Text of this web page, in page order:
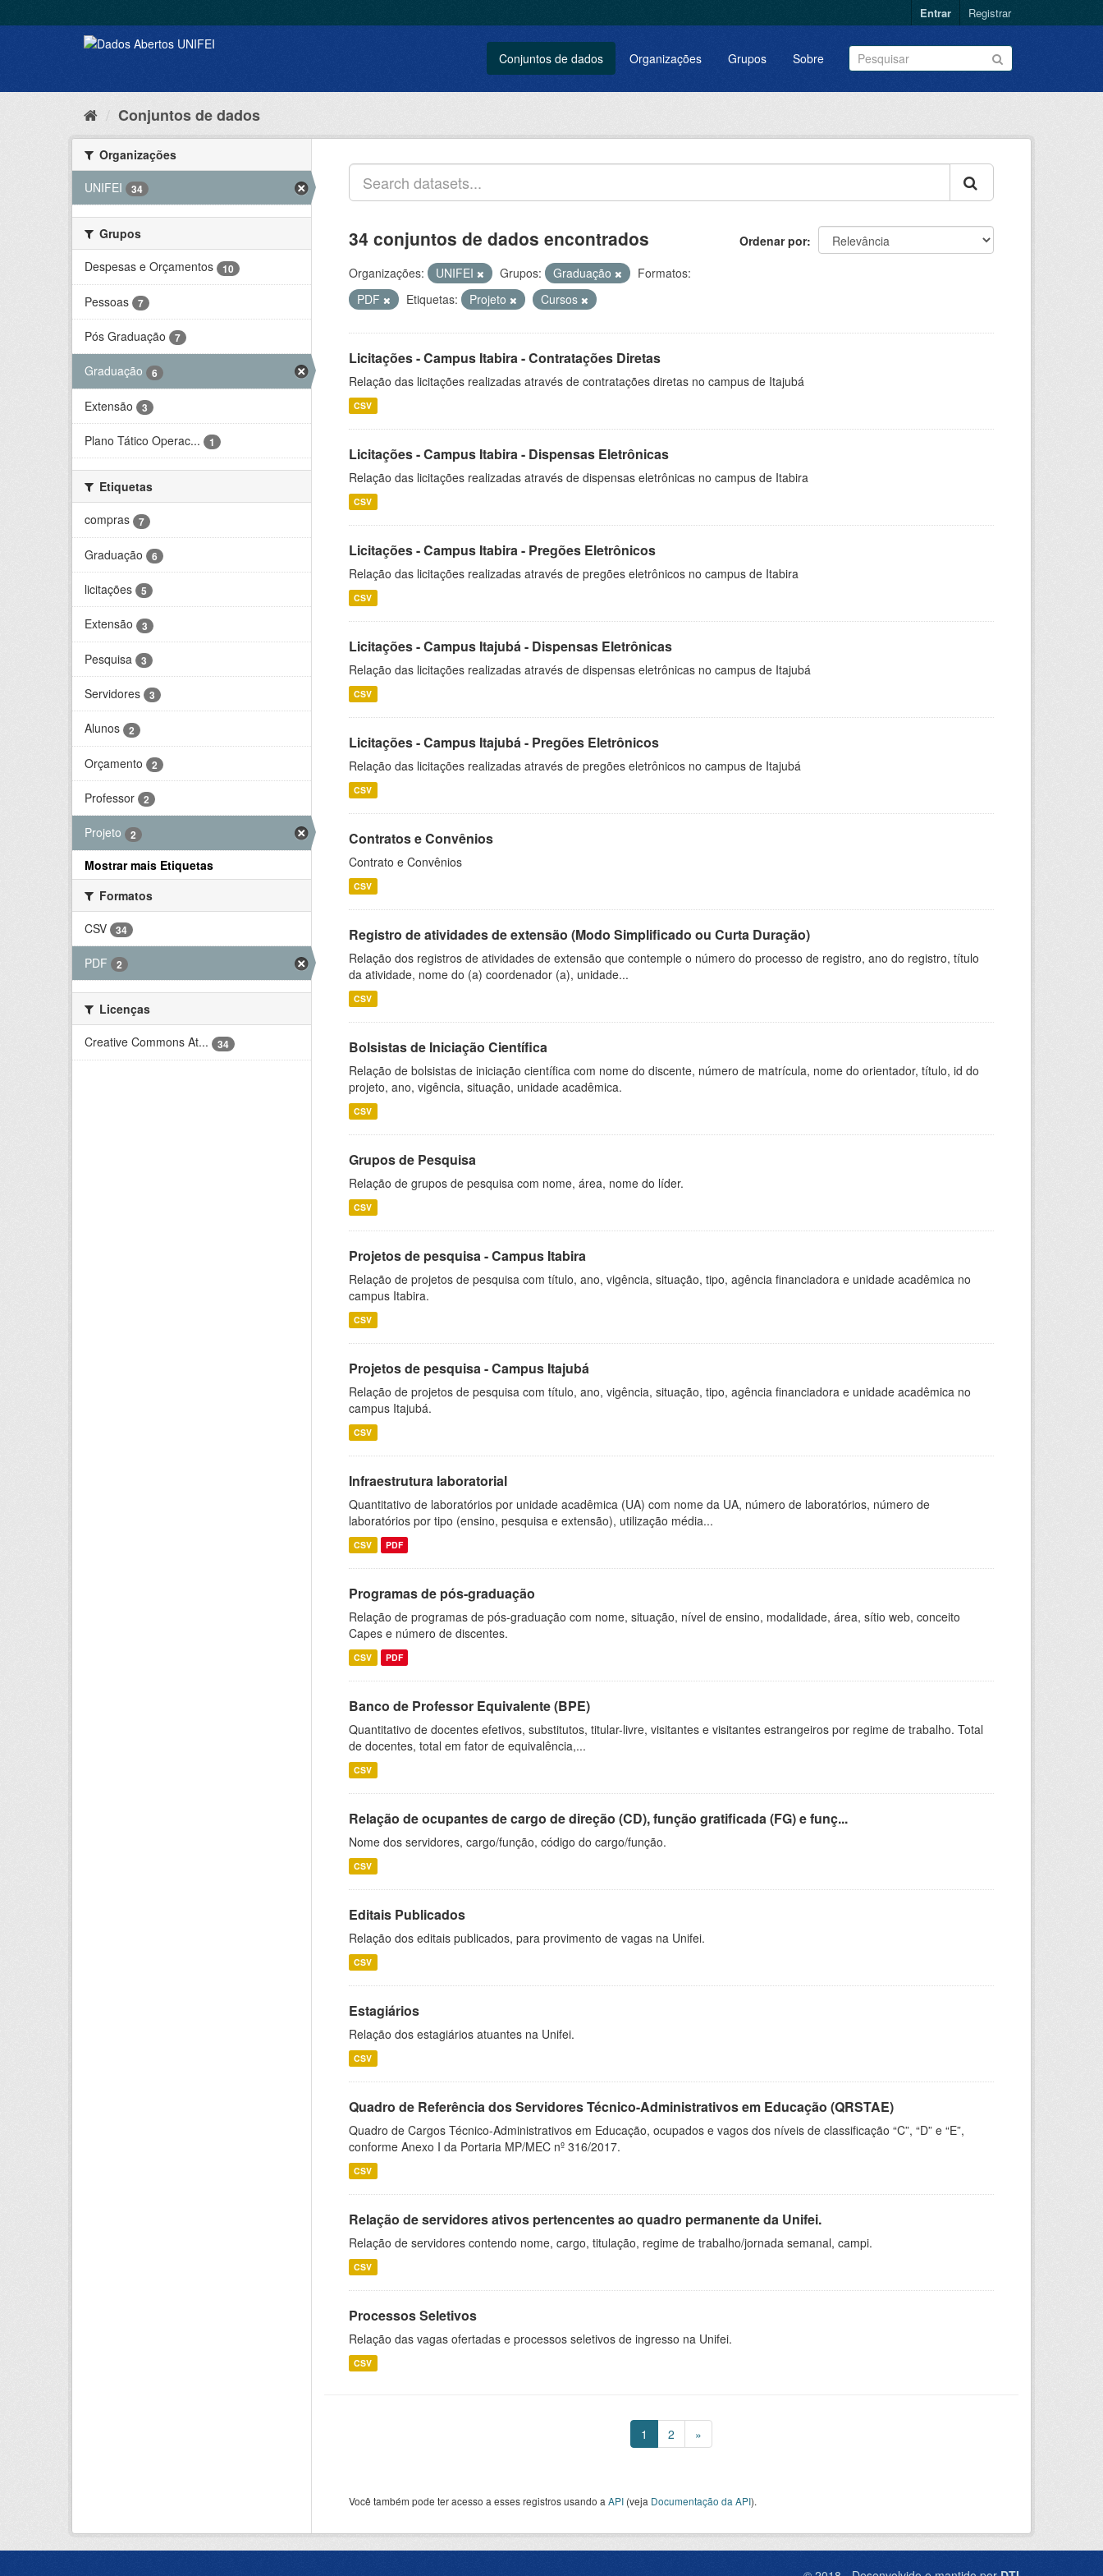
Entrar Registrar
Conjuntos de dados Organizações Grupos Sobre
Conjuntos de dados
Organizações
UNIFEI
34
Grupos
Despesas e Orçamentos
10
Pessoas 7
Pós Graduação 7
Graduação 6
Extensão 3
Plano Tático Operac... 1
Etiquetas
compras
7
Graduação 6
licitações 5
Extensão 3
Pesquisa 3
Servidores 3
Alunos 2
Orçamento 2
Professor 2
Projeto 2
Mostrar mais Etiquetas
Formatos
CSV
34
PDF 2
Licenças
Creative Commons At...
34
Ordenar por
34 conjuntos de dados encontrados
Organizações: UNIFEI Grupos: Graduação
Formatos:
PDF
Etiquetas: Projeto Cursos
Licitações - Campus Itabira - Contratações Diretas
Relação das licitações realizadas através de contratações diretas no campus de Itajubá
CSV
Licitações - Campus Itabira - Dispensas Eletrônicas
Relação das licitações realizadas através de dispensas eletrônicas no campus de Itabira
CSV
Licitações - Campus Itabira - Pregões Eletrônicos
Relação das licitações realizadas através de pregões eletrônicos no campus de Itabira
CSV
Licitações - Campus Itajubá - Dispensas Eletrônicas
Relação das licitações realizadas através de dispensas eletrônicas no campus de Itajubá
CSV
Licitações - Campus Itajubá - Pregões Eletrônicos
Relação das licitações realizadas através de pregões eletrônicos no campus de Itajubá
CSV
Contratos e Convênios
Contrato e Convênios
CSV
Registro de atividades de extensão (Modo Simplificado ou Curta Duração)
Relação dos registros de atividades de extensão que contemple o número do processo de registro, ano do registro, título
da atividade, nome do (a) coordenador (a), unidade...
CSV
Bolsistas de Iniciação Científica
Relação de bolsistas de iniciação científica com nome do discente, número de matrícula, nome do orientador, título, id do
projeto, ano, vigência, situação, unidade acadêmica.
CSV
Grupos de Pesquisa
Relação de grupos de pesquisa com nome, área, nome do líder.
CSV
Projetos de pesquisa - Campus Itabira
Relação de projetos de pesquisa com título, ano, vigência, situação, tipo, agência financiadora e unidade acadêmica no
campus Itabira.
CSV
Projetos de pesquisa - Campus Itajubá
Relação de projetos de pesquisa com título, ano, vigência, situação, tipo, agência financiadora e unidade acadêmica no
campus Itajubá.
CSV
Infraestrutura laboratorial
Quantitativo de laboratórios por unidade acadêmica (UA) com nome da UA, número de laboratórios, número de
laboratórios por tipo (ensino, pesquisa e extensão), utilização média...
CSV PDF
Programas de pós-graduação
Relação de programas de pós-graduação com nome, situação, nível de ensino, modalidade, área, sítio web, conceito
Capes e número de discentes.
CSV PDF
Banco de Professor Equivalente (BPE)
Quantitativo de docentes efetivos, substitutos, titular-livre, visitantes e visitantes estrangeiros por regime de trabalho. Total
de docentes, total em fator de equivalência,...
CSV
Relação de ocupantes de cargo de direção (CD), função gratificada (FG) e funç...
Nome dos servidores, cargo/função, código do cargo/função.
CSV
Editais Publicados
Relação dos editais publicados, para provimento de vagas na Unifei.
CSV
Estagiários
Relação dos estagiários atuantes na Unifei.
CSV
Quadro de Referência dos Servidores Técnico-Administrativos em Educação (QRSTAE)
Quadro de Cargos Técnico-Administrativos em Educação, ocupados e vagos dos níveis de classificação “C”, “D” e “E”,
conforme Anexo I da Portaria MP/MEC nº 316/2017.
CSV
Relação de servidores ativos pertencentes ao quadro permanente da Unifei.
Relação de servidores contendo nome, cargo, titulação, regime de trabalho/jornada semanal, campi.
CSV
Processos Seletivos
Relação das vagas ofertadas e processos seletivos de ingresso na Unifei.
CSV
1 2 »
Você também pode ter acesso a esses registros usando a API (veja Documentação da API).